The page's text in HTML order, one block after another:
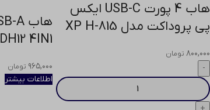
هاب 4 پورت USB-C ایکس
پی پروداکت مدل XP H-815
۸۰۰,۰۰۰ تومان
DH12 4IN1
۹۶۵,۰۰۰ تومان
اطلاعات بیشتر